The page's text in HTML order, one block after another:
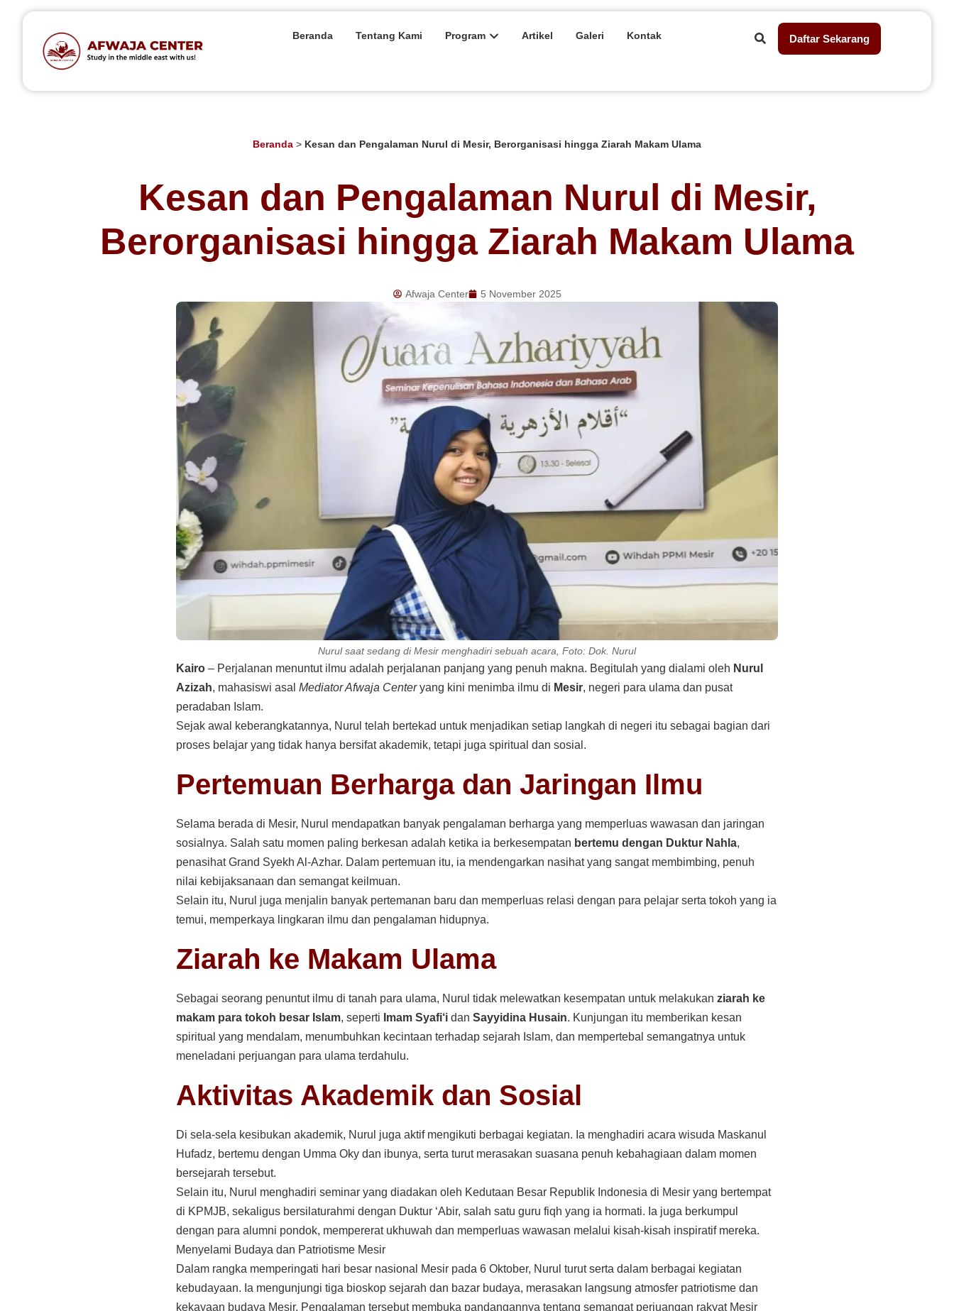
Beranda Tentang Kami Program Artikel Galeri Kontak Daftar Sekarang
Beranda > Kesan dan Pengalaman Nurul di Mesir, Berorganisasi hingga Ziarah Makam Ulama
Kesan dan Pengalaman Nurul di Mesir,
Berorganisasi hingga Ziarah Makam Ulama
Afwaja Center 5 November 2025
Nurul saat sedang di Mesir menghadiri sebuah acara, Foto: Dok. Nurul
Kairo – Perjalanan menuntut ilmu adalah perjalanan panjang yang penuh makna. Begitulah yang dialami oleh Nurul
Azizah, mahasiswi asal Mediator Afwaja Centeryang kini menimba ilmu di Mesir, negeri para ulama dan pusat
peradaban Islam.
Sejak awal keberangkatannya, Nurul telah bertekad untuk menjadikan setiap langkah di negeri itu sebagai bagian dari
proses belajar yang tidak hanya bersifat akademik, tetapi juga spiritual dan sosial.
Pertemuan Berharga dan Jaringan Ilmu
Selama berada di Mesir, Nurul mendapatkan banyak pengalaman berharga yang memperluas wawasan dan jaringan
sosialnya. Salah satu momen paling berkesan adalah ketika ia berkesempatan bertemu dengan Duktur Nahla,
penasihat Grand Syekh Al-Azhar. Dalam pertemuan itu, ia mendengarkan nasihat yang sangat membimbing, penuh
nilai kebijaksanaan dan semangat keilmuan.
Selain itu, Nurul juga menjalin banyak pertemanan baru dan memperluas relasi dengan para pelajar serta tokoh yang ia
temui, memperkaya lingkaran ilmu dan pengalaman hidupnya.
Ziarah ke Makam Ulama
Sebagai seorang penuntut ilmu di tanah para ulama, Nurul tidak melewatkan kesempatan untuk melakukan ziarah ke
makam para tokoh besar Islam, seperti Imam Syafi‘i dan Sayyidina Husain. Kunjungan itu memberikan kesan
spiritual yang mendalam, menumbuhkan kecintaan terhadap sejarah Islam, dan mempertebal semangatnya untuk
meneladani perjuangan para ulama terdahulu.
Aktivitas Akademik dan Sosial
Di sela-sela kesibukan akademik, Nurul juga aktif mengikuti berbagai kegiatan. Ia menghadiri acara wisuda Maskanul
Hufadz, bertemu dengan Umma Oky dan ibunya, serta turut merasakan suasana penuh kebahagiaan dalam momen
bersejarah tersebut.
Selain itu, Nurul menghadiri seminar yang diadakan oleh Kedutaan Besar Republik Indonesia di Mesir yang bertempat
di KPMJB, sekaligus bersilaturahmi dengan Duktur ‘Abir, salah satu guru fiqh yang ia hormati. Ia juga berkumpul
dengan para alumni pondok, mempererat ukhuwah dan memperluas wawasan melalui kisah-kisah inspiratif mereka.
Menyelami Budaya dan Patriotisme Mesir
Dalam rangka memperingati hari besar nasional Mesir pada 6 Oktober, Nurul turut serta dalam berbagai kegiatan
kebudayaan. Ia mengunjungi tiga bioskop sejarah dan bazar budaya, merasakan langsung atmosfer patriotisme dan
kekayaan budaya Mesir. Pengalaman tersebut membuka pandangannya tentang semangat perjuangan rakyat Mesir